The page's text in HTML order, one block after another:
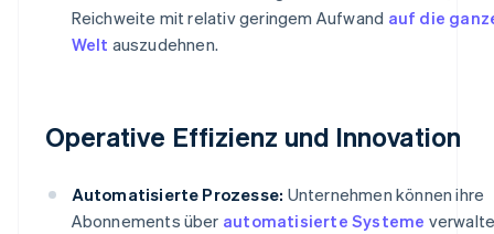
Reichweite mit relativ geringem Aufwand auf die
Welt auszudehnen.
Operative Effizienz und Innovation
Automatisierte Prozesse: Unternehmen können ihre
Abonnements über automatisierte Systeme